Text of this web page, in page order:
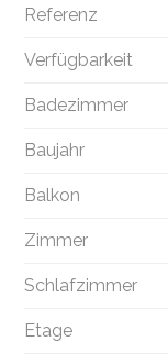
Referenz
Verfügbarkeit
Badezimmer
Baujahr
Balkon
Zimmer
Schlafzimmer
Etage